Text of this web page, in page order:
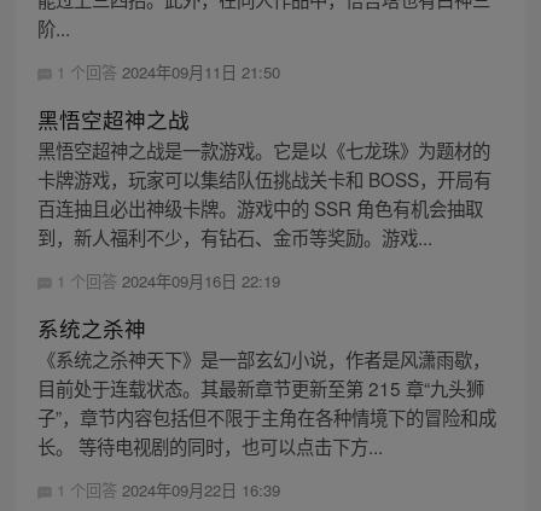
阶...
1 个回答 2024年09月11日 21:50
黑悟空超神之战
黑悟空超神之战是一款游戏。它是以《七龙珠》为题材的
卡牌游戏，玩家可以集结队伍挑战关卡和 BOSS，开局有
百连抽且必出神级卡牌。游戏中的 SSR 角色有机会抽取
到，新人福利不少，有钻石、金币等奖励。游戏...
1 个回答 2024年09月16日 22:19
系统之杀神
《系统之杀神天下》是一部玄幻小说，作者是风潇雨歇，
目前处于连载状态。其最新章节更新至第 215 章“九头狮
子”，章节内容包括但不限于主角在各种情境下的冒险和成
长。 等待电视剧的同时，也可以点击下方...
1 个回答 2024年09月22日 16:39